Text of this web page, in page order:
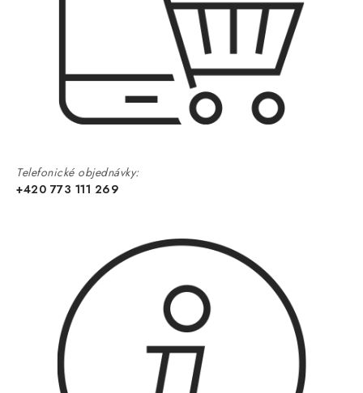
Telefonické objednávky:
+420 773 111 269